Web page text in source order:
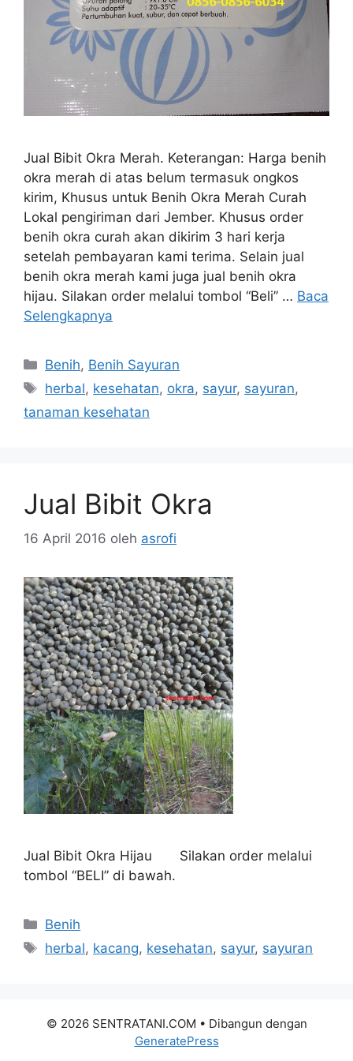
Jual Bibit Okra Merah. Keterangan: Harga benih
okra merah di atas belum termasuk ongkos
kirim, Khusus untuk Benih Okra Merah Curah
Lokal pengiriman dari Jember. Khusus order
benih okra curah akan dikirim 3 hari kerja
setelah pembayaran kami terima. Selain jual
benih okra merah kami juga jual benih okra
hijau. Silakan order melalui tombol “Beli” … Baca
Selengkapnya
Kategori
Benih, Benih Sayuran
Tag
herbal, kesehatan, okra, sayur, sayuran,
tanaman kesehatan
Jual Bibit Okra
16 April 2016 oleh asrofi
Jual Bibit Okra Hijau Silakan order melalui
tombol “BELI” di bawah.
Kategori
Benih
Tag
herbal, kacang, kesehatan, sayur, sayuran
© 2026 SENTRATANI.COM • Dibangun dengan
GeneratePress